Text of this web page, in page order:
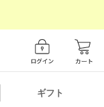
ギフト